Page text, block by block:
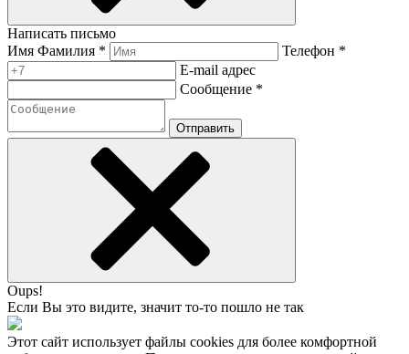
Написать письмо
Имя Фамилия *
Телефон *
E-mail адрес
Сообщение *
Отправить
Oups!
Если Вы это видите, значит то-то пошло не так
Этот сайт использует файлы cookies для более комфортной